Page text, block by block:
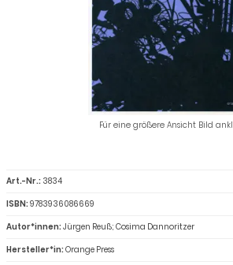
Für eine größere Ansicht Bild
Art.-Nr.: 3834
ISBN:9783936086669
Autor*innen:Jürgen Reuß; Cosima Dannoritzer
Hersteller*in:Orange Press